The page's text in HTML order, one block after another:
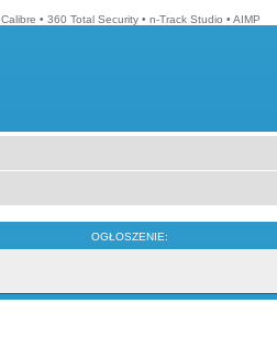
Calibre • 360 Total Security • n-Track Studio • AIMP
OGŁOSZENIE: